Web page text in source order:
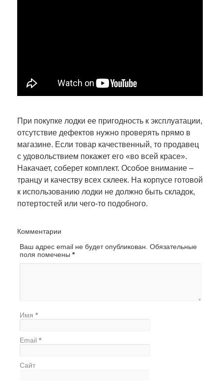
При покупке лодки ее пригодность к эксплуатации,
отсутствие дефектов нужно проверять прямо в
магазине. Если товар качественный, то продавец
с удовольствием покажет его «во всей красе».
Накачает, соберет комплект. Особое внимание –
транцу и качеству всех склеек. На корпусе готовой
к использованию лодки не должно быть складок,
потертостей или чего-то подобного.
Комментарии
Ваш адрес email не будет опубликован. Обязательные
поля помечены *
Имя *
Email *
Сайт